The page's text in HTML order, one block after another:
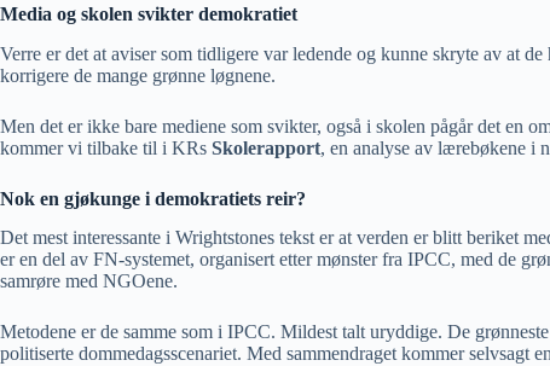
Media og skolen svikter demokratiet
Verre er det at aviser som tidligere var ledende og kunne skryte av at
korrigere de mange grønne løgnene.
Men det er ikke bare mediene som svikter, også i skolen pågår det en
kommer vi tilbake til i KRs Skolerapport, en analyse av lærebøkene i
Nok en gjøkunge i demokratiets reir?
Det mest interessante i Wrightstones tekst er at verden er blitt beriket
er en del av FN-systemet, organisert etter mønster fra IPCC, med de
samrøre med NGOene.
Metodene er de samme som i IPCC. Mildest talt uryddige. De
politiserte dommedagsscenariet. Med sammendraget kommer selvsagt